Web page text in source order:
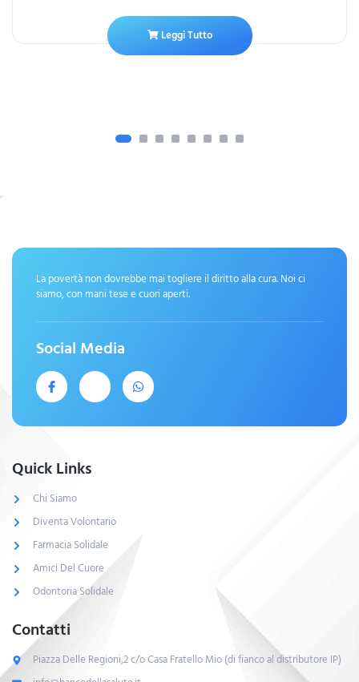
Leggi Tutto
La povertà non dovrebbe mai togliere il diritto alla cura. Noi ci
siamo, con mani tese e cuori aperti.
Social Media
Quick Links
Chi Siamo
Diventa Volontario
Farmacia Solidale
Amici Del Cuore
Odontoria Solidale
Contatti
Piazza Delle Regioni,2 c/o Casa Fratello Mio (di fianco al distributore IP)